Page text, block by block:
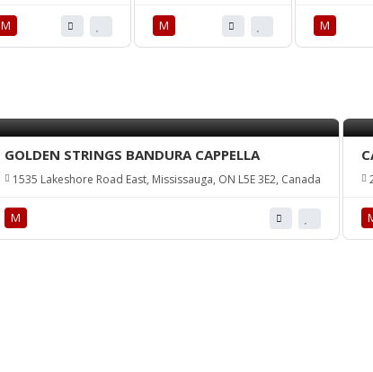
М М М
GOLDEN STRINGS BANDURA CAPPELLA
1535 Lakeshore Road East, Mississauga, ON L5E 3E2, Canada
М